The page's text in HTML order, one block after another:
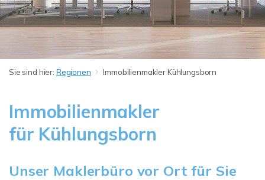
Sie sind hier: Regionen Immobilienmakler Kühlungsborn
Immobilienmakler
für Kühlungsborn
Unser Maklerbüro vor Ort für Sie